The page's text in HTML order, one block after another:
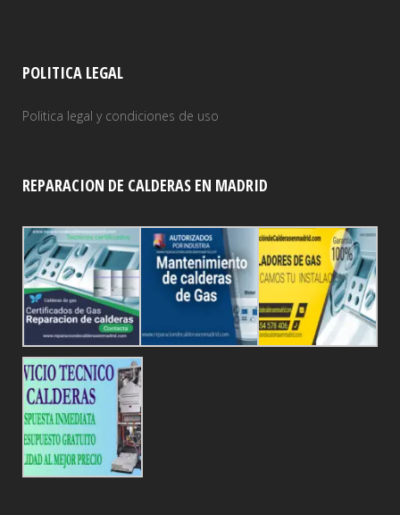
POLITICA LEGAL
Politica legal y condiciones de uso
REPARACION DE CALDERAS EN MADRID